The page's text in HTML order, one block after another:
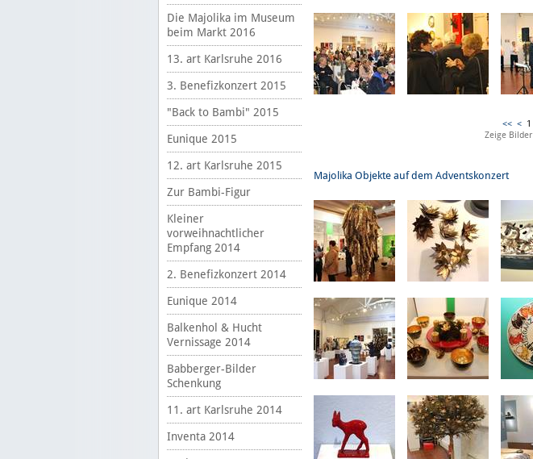
Die Majolika im Museum
beim Markt 2016
13. art Karlsruhe 2016
3. Benefizkonzert 2015
"Back to Bambi" 2015
Eunique 2015
12. art Karlsruhe 2015
Zur Bambi-Figur
Kleiner
vorweihnachtlicher
Empfang 2014
2. Benefizkonzert 2014
Eunique 2014
Balkenhol & Hucht
Vernissage 2014
Babberger-Bilder
Schenkung
11. art Karlsruhe 2014
Inventa 2014
<< < 1
Zeige Bilder
Majolika Objekte auf dem Adventskonzert